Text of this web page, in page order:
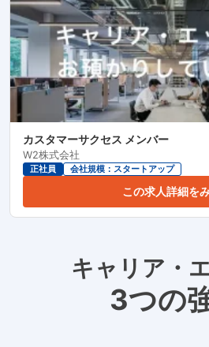
カスタマーサクセス メンバー
W2株式会社
正社員 会社規模：スタートアップ
この求人詳細を
キャリア・
3つの